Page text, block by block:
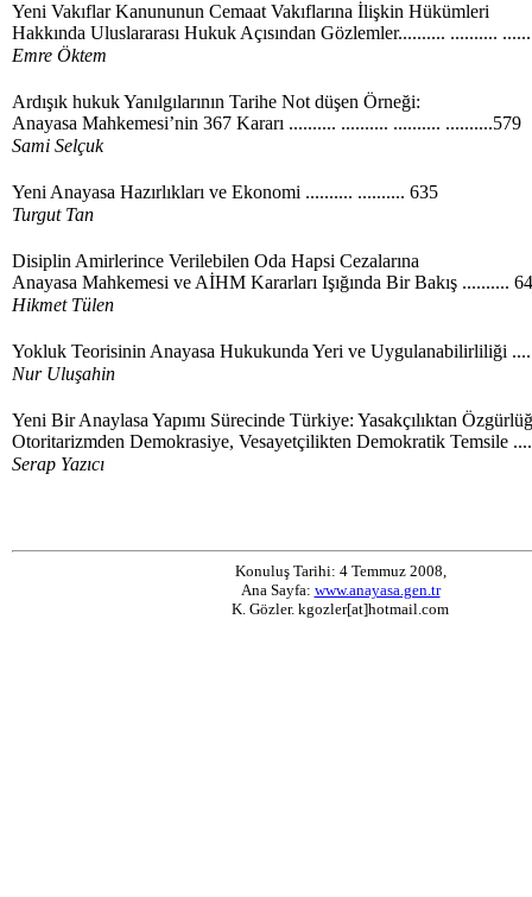
Yeni Vakıflar Kanununun Cemaat Vakıflarına İlişkin Hükümleri
Hakkında Uluslararası Hukuk Açısından Gözlemler.......... ..........
Emre Öktem
Ardışık hukuk Yanılgılarının Tarihe Not düşen Örneği:
Anayasa Mahkemesi’nin 367 Kararı .......... .......... .......... ..........579
Sami Selçuk
Yeni Anayasa Hazırlıkları ve Ekonomi .......... .......... 635
Turgut Tan
Disiplin Amirlerince Verilebilen Oda Hapsi Cezalarına
Anayasa Mahkemesi ve AİHM Kararları Işığında Bir Bakış ..........
Hikmet Tülen
Yokluk Teorisinin Anayasa Hukukunda Yeri ve Uygulanabilirliliği
Nur Uluşahin
Yeni Bir Anaylasa Yapımı Sürecinde Türkiye: Yasakçılıktan
Otoritarizmden Demokrasiye, Vesayetçilikten Demokratik Temsile
Serap Yazıcı
Konuluş Tarihi: 4 Temmuz 2008,
Ana Sayfa: www.anayasa.gen.tr
K. Gözler. kgozler[at]hotmail.com